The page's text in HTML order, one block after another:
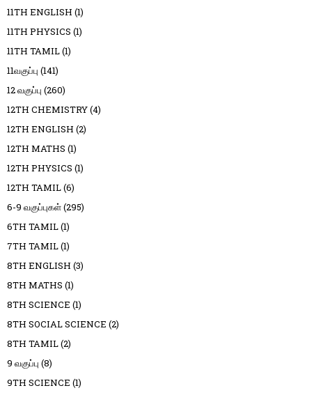
11TH ENGLISH (1)
11TH PHYSICS (1)
11TH TAMIL(1)
11வகுப்பு (141)
12 வகுப்பு (260)
12TH CHEMISTRY(4)
12TH ENGLISH (2)
12TH MATHS (1)
12TH PHYSICS (1)
12TH TAMIL(6)
6-9 வகுப்புகள்(295)
6TH TAMIL(1)
7TH TAMIL(1)
8TH ENGLISH (3)
8TH MATHS (1)
8TH SCIENCE (1)
8TH SOCIAL SCIENCE (2)
8TH TAMIL(2)
9 வகுப்பு (8)
9TH SCIENCE (1)